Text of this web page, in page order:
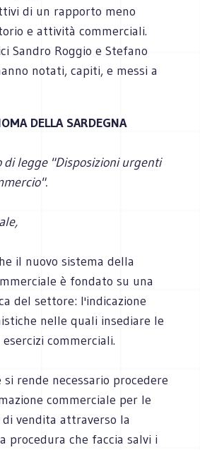
di un rapporto meno
e attività commerciali.
Sandro Roggio e Stefano
notati, capiti, e messi a
DELLA SARDEGNA
di legge "Disposizioni urgenti
il nuovo sistema della
è fondato su una
del settore: l'indicazione
nelle quali insediare le
commerciali.
si rende necessario procedere
commerciale per le
vendita attraverso la
procedura che faccia salvi i